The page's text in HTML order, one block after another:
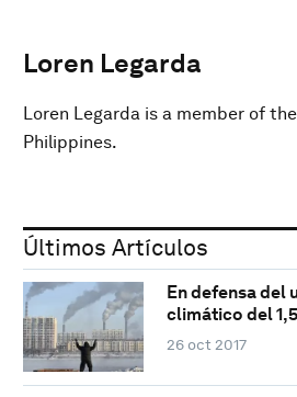
Loren Legarda
Loren Legarda is a member of
Philippines.
Últimos Artículos
En defensa del
climático del
26 oct 2017